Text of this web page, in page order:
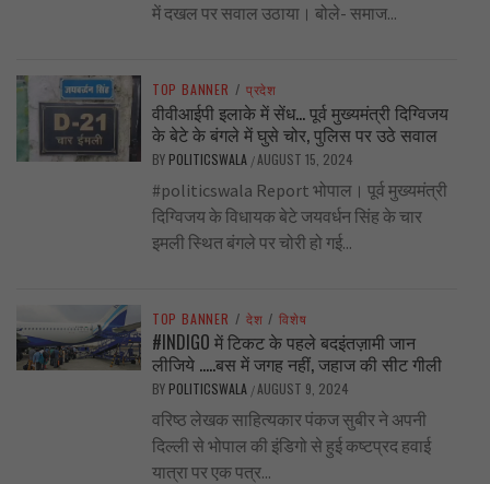
में दखल पर सवाल उठाया। बोले- समाज...
TOP BANNER / प्रदेश
वीवीआईपी इलाके में सेंध… पूर्व मुख्यमंत्री दिग्विजय
के बेटे के बंगले में घुसे चोर, पुलिस पर उठे सवाल
BY POLITICSWALA /AUGUST 15, 2024
#politicswala Report भोपाल। पूर्व मुख्यमंत्री
दिग्विजय के विधायक बेटे जयवर्धन सिंह के चार
इमली स्थित बंगले पर चोरी हो गई...
TOP BANNER / देश / विशेष
#INDIGO में टिकट के पहले बदइंतज़ामी जान
लीजिये …..बस में जगह नहीं, जहाज की सीट गीली
BY POLITICSWALA /AUGUST 9, 2024
वरिष्ठ लेखक साहित्यकार पंकज सुबीर ने अपनी
दिल्ली से भोपाल की इंडिगो से हुई कष्टप्रद हवाई
यात्रा पर एक पत्र...